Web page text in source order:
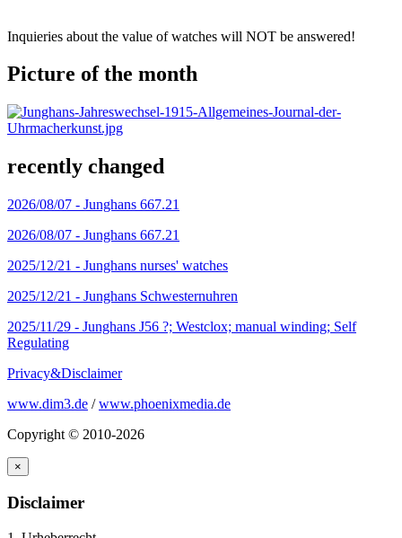
Inquieries about the value of watches will NOT be answered!
Picture of the month
recently changed
2026/08/07 - Junghans 667.21
2026/08/07 - Junghans 667.21
2025/12/21 - Junghans nurses' watches
2025/12/21 - Junghans Schwesternuhren
2025/11/29 - Junghans J56 ?; Westclox; manual winding; Self
Regulating
Privacy&Disclaimer
www.dim3.de /www.phoenixmedia.de
Copyright © 2010-2026
×
Disclaimer